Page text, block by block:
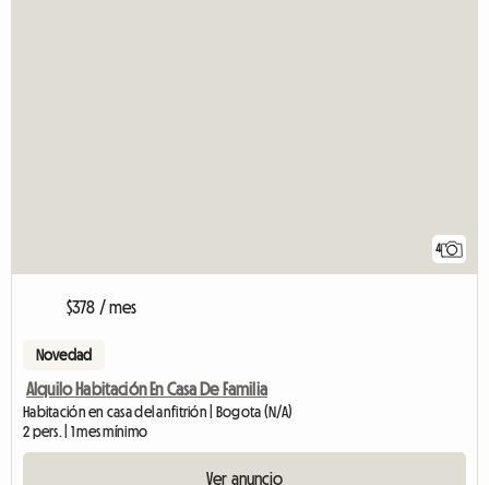
4
$378 / mes
Novedad
Alquilo Habitación En Casa De Familia
Habitación en casa del anfitrión | Bogota (N/A)
2 pers. | 1 mes mínimo
Ver anuncio